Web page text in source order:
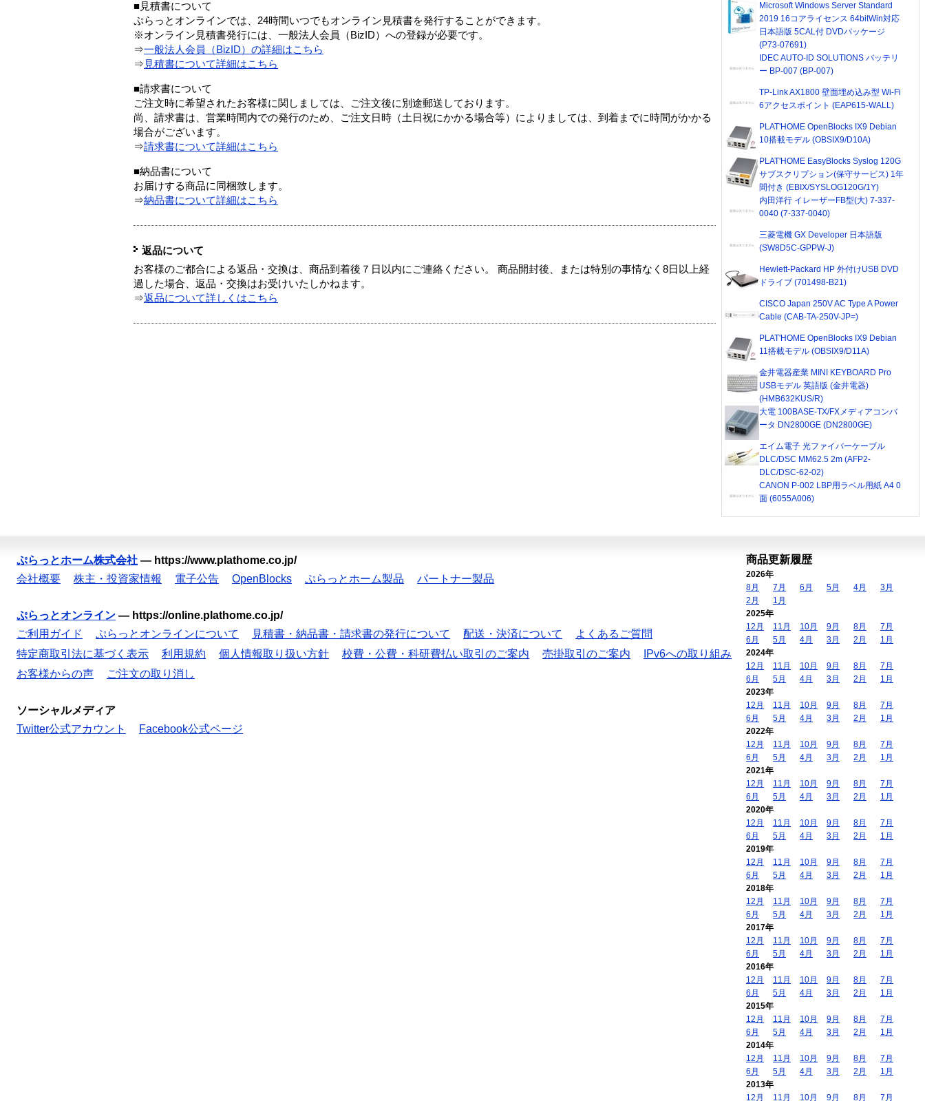
■見積書について
ぷらっとオンラインでは、24時間いつでもオンライン見積書を発行することができます。
※オンライン見積書発行には、一般法人会員（BizID）への登録が必要です。
⇒一般法人会員（BizID）の詳細はこちら
⇒ 見積書について詳細はこちら
■請求書について
ご注文時に希望されたお客様に関しましては、ご注文後に別途郵送しております。
尚、請求書は、営業時間内での発行のため、ご注文日時（土日祝にかかる場合等）によりましては、到着までに時間がかかる
場合がございます。
⇒請求書について詳細はこちら
■納品書について
お届けする商品に同梱致します。
⇒納品書について詳細はこちら
返品について
お客様のご都合による返品・交換は、商品到着後７日以内にご連絡ください。 商品開封後、または特別の事情なく8日以上経
過した場合、返品・交換はお受けいたしかねます。
⇒返品について詳しくはこちら
Microsoft Windows Server Standard
2019 16コアライセンス 64bitWin対応
日本語版 5CAL付 DVDパッケージ
(P73-07691)
IDEC AUTO-ID SOLUTIONS バッテリ
ー BP-007 (BP-007)
TP-Link AX1800 壁面埋め込み型 Wi-Fi
6アクセスポイント (EAP615-WALL)
PLAT'HOME OpenBlocks IX9 Debian
10搭載モデル (OBSIX9/D10A)
PLAT'HOME EasyBlocks Syslog 120G
サブスクリプション(保守サービス) 1年
間付き (EBIX/SYSLOG120G/1Y)
内田洋行 イレーザーFB型(大) 7-337-
0040 (7-337-0040)
三菱電機 GX Developer 日本語版
(SW8D5C-GPPW-J)
Hewlett-Packard HP 外付けUSB DVD
ドライブ (701498-B21)
CISCO Japan 250V AC Type A Power
Cable (CAB-TA-250V-JP=)
PLAT'HOME OpenBlocks IX9 Debian
11搭載モデル (OBSIX9/D11A)
金井電器産業 MINI KEYBOARD Pro
USBモデル 英語版 (金井電器)
(HMB632KUS/R)
大電 100BASE-TX/FXメディアコンバ
ータ DN2800GE (DN2800GE)
エイム電子 光ファイバーケーブル
DLC/DSC MM62.5 2m (AFP2-
DLC/DSC-62-02)
CANON P-002 LBP用ラベル用紙 A4 0
面 (6055A006)
ぷらっとホーム株式会社 — https://www.plathome.co.jp/
会社概要
株主・投資家情報 電子公告 OpenBlocks ぷらっとホーム製品 パートナー製品
ぷらっとオンライン — https://online.plathome.co.jp/
ご利用ガイド
ぷらっとオンラインについて 見積書・納品書・請求書の発行について 配送・決済について
よくあるご質問
特定商取引法に基づく表示
利用規約 個人情報取り扱い方針 校費・公費・科研費払い取引のご案内 売掛取引のご案内
IPv6への取り組み
お客様からの声
ご注文の取り消し
ソーシャルメディア
Twitter公式アカウント
Facebook公式ページ
商品更新履歴
2026年
8月
7月 6月 5月 4月
3月
2月
1月
2025年
12月
11月 10月 9月 8月
7月
6月
5月 4月 3月 2月
1月
2024年
12月
11月 10月 9月 8月
7月
6月
5月 4月 3月 2月
1月
2023年
12月
11月 10月 9月 8月
7月
6月
5月 4月 3月 2月
1月
2022年
12月
11月 10月 9月 8月
7月
6月
5月 4月 3月 2月
1月
2021年
12月
11月 10月 9月 8月
7月
6月
5月 4月 3月 2月
1月
2020年
12月
11月 10月 9月 8月
7月
6月
5月 4月 3月 2月
1月
2019年
12月
11月 10月 9月 8月
7月
6月
5月 4月 3月 2月
1月
2018年
12月
11月 10月 9月 8月
7月
6月
5月 4月 3月 2月
1月
2017年
12月
11月 10月 9月 8月
7月
6月
5月 4月 3月 2月
1月
2016年
12月
11月 10月 9月 8月
7月
6月
5月 4月 3月 2月
1月
2015年
12月
11月 10月 9月 8月
7月
6月
5月 4月 3月 2月
1月
2014年
12月
11月 10月 9月 8月
7月
6月
5月 4月 3月 2月
1月
2013年
12月
11月 10月 9月 8月 7月